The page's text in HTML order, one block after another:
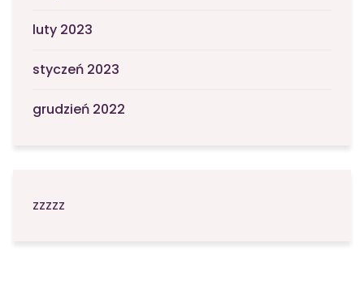
luty 2023
styczeń 2023
grudzień 2022
zzzzz